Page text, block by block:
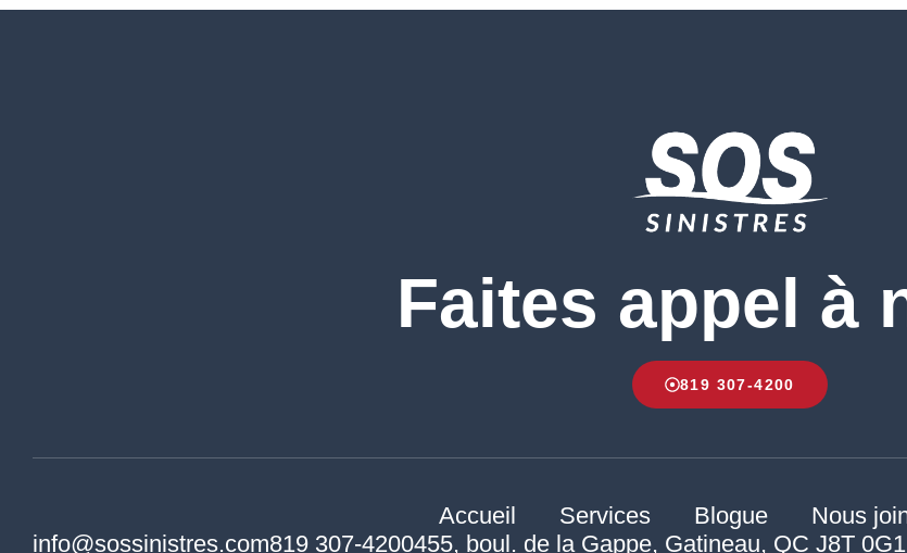
Faites appel à
819 307-4200
Accueil Services Blogue Nous
info@sossinistres.com819 307-4200455, boul. de la Gappe, Gatineau, QC J8T 0G1